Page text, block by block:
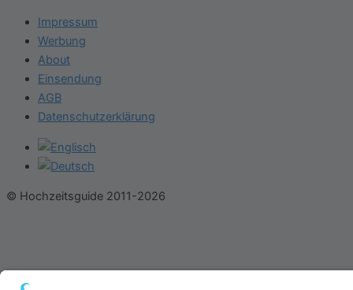
Impressum
Werbung
About
Einsendung
AGB
Datenschutzerklärung
© Hochzeitsguide 2011-2026